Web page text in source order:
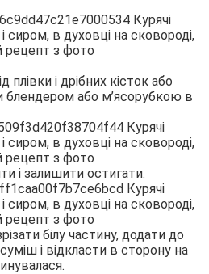
плівки і дрібних кісток або
блендером або м’ясорубкою в
і залишити остигати.
білу частину, додати до
і відкласти в сторону на